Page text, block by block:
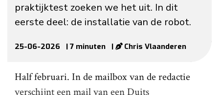
praktijktest zoeken we het uit. In dit
eerste deel: de installatie van de robot.
25-06-2026 | 7 minuten | Chris Vlaanderen
Half februari. In de mailbox van de redactie
verschijnt een mail van een Duits